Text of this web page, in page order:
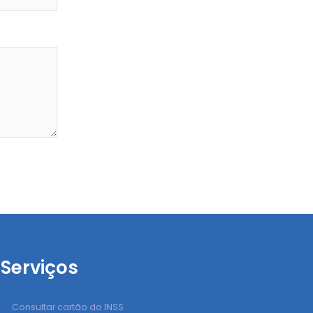
Serviços
Consultar cartão do INSS